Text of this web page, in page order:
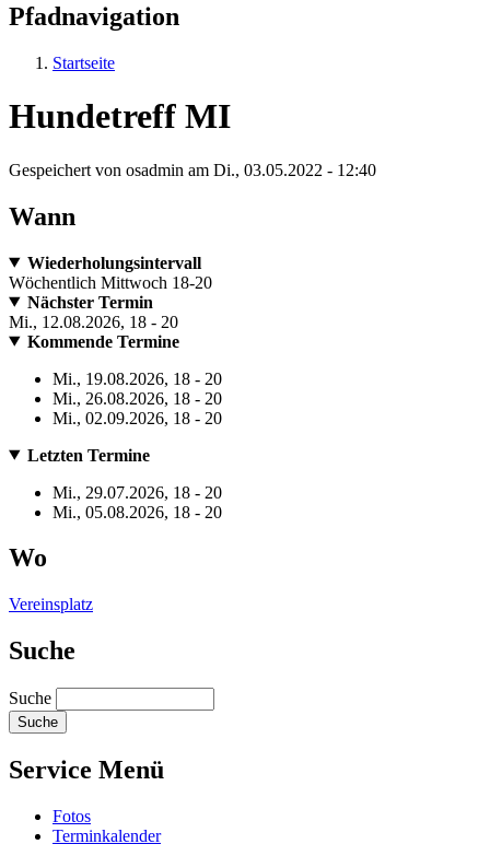
Pfadnavigation
Startseite
Hundetreff MI
Gespeichert von osadmin am Di., 03.05.2022 - 12:40
Wann
Wiederholungsintervall
Wöchentlich Mittwoch 18-20
Nächster Termin
Mi., 12.08.2026, 18 - 20
Kommende Termine
Mi., 19.08.2026, 18 - 20
Mi., 26.08.2026, 18 - 20
Mi., 02.09.2026, 18 - 20
Letzten Termine
Mi., 29.07.2026, 18 - 20
Mi., 05.08.2026, 18 - 20
Wo
Vereinsplatz
Suche
Suche
Service Menü
Fotos
Terminkalender